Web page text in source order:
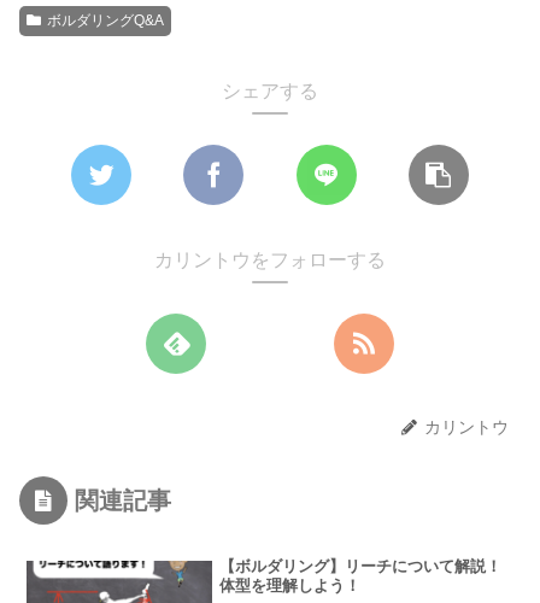
ボルダリングQ&A
シェアする
カリントウをフォローする
カリントウ
関連記事
【ボルダリング】リーチについて解説！
体型を理解しよう！